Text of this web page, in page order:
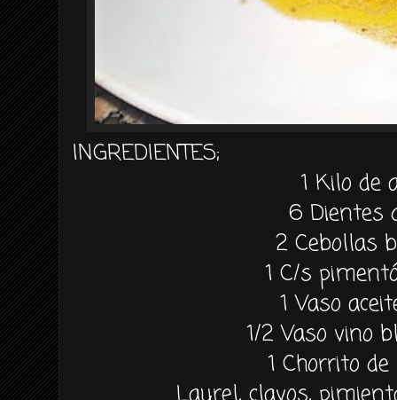
INGREDIENTES;
1 Kilo de
6 Dientes
2 Cebollas
1 C/s
1 Vaso
1/2 Vaso vino
1 Chorrito